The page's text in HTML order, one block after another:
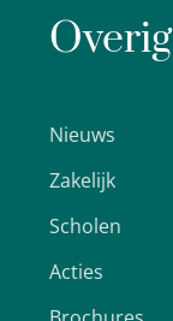
Overig
Nieuws
Zakelijk
Scholen
Acties